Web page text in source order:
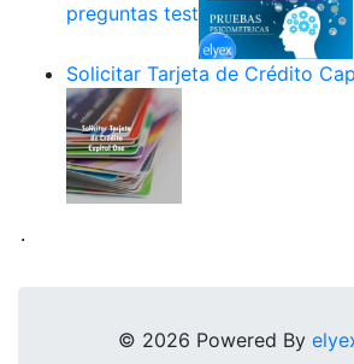
preguntas test
Solicitar Tarjeta de Crédito
.
© 2026 Powered By